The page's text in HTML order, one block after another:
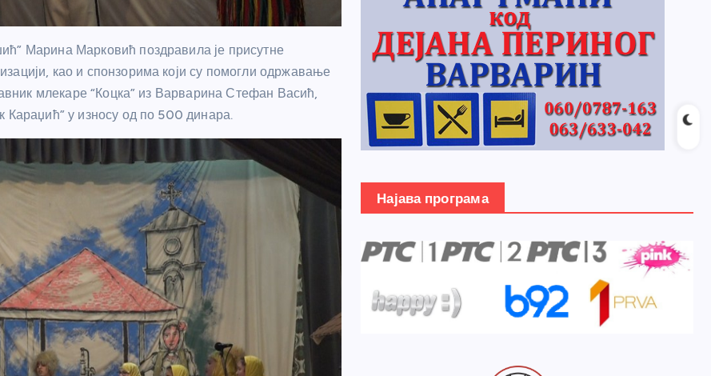
Марина Марковић поздравила је присутне
као и спонзорима који су помогли одржавање
млекаре “Коцка” из Варварина Стефан Васић,
Караџић” у износу од по 500 динара.
Најава програма